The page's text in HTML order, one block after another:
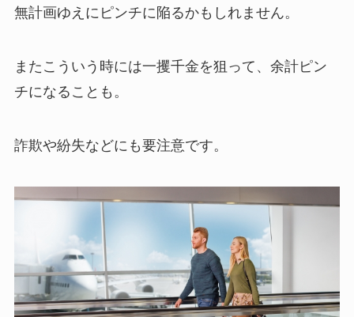
無計画ゆえにピンチに陥るかもしれません。
またこういう時には一攫千金を狙って、余計ピン
チになることも。
詐欺や紛失などにも要注意です。